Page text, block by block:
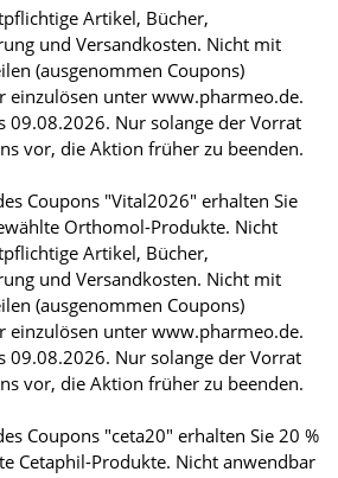
Artikel, Bücher,
und Versandkosten. Nicht mit
(ausgenommen Coupons)
einzulösen unter www.pharmeo.de.
09.08.2026. Nur solange der Vorrat
vor, die Aktion früher zu beenden.
Coupons "Vital2026" erhalten Sie
Orthomol-Produkte. Nicht
Artikel, Bücher,
und Versandkosten. Nicht mit
(ausgenommen Coupons)
einzulösen unter www.pharmeo.de.
09.08.2026. Nur solange der Vorrat
vor, die Aktion früher zu beenden.
Coupons "ceta20" erhalten Sie 20 %
Cetaphil-Produkte. Nicht anwendbar